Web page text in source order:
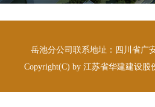
岳池分公司联系地址：四川省广
Copyright(C) by 江苏省华建建设